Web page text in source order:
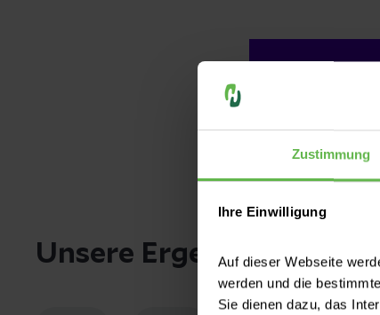
Zustimmung
Ihre Einwilligung
Auf dieser Webseite
werden und die
Sie dienen dazu, das
Unsere Ergebnisse im